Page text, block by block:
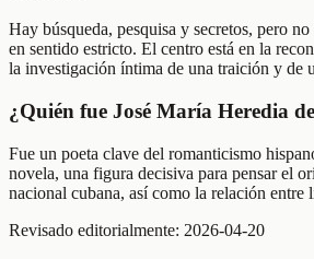
Hay búsqueda, pesquisa y secretos, pero
en sentido estricto. El centro está en la
la investigación íntima de una traición y de
¿Quién fue José María Heredia
Fue un poeta clave del romanticismo
novela, una figura decisiva para pensar el
nacional cubana, así como la relación entre
Revisado editorialmente: 2026-04-20